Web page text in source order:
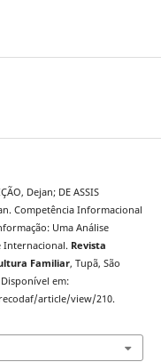
Dejan; DE ASSIS
Competência Informacional
Uma Análise
Internacional. Revista
Familiar, Tupã, São
Disponível em:
article/view/210.